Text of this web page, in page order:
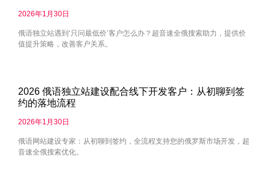
2026年1月30日
俄语独立站遇到‘只问最低价’客户怎么办？超音速全俄搜索助力，提供价
值提升策略，改善客户关系。
2026 俄语独立站建设配合线下开发客户：从初聊到签
约的落地流程
2026年1月30日
俄语网站建设专家：从初聊到签约，全流程支持您的俄罗斯市场开发，超
音速全俄搜索优化。